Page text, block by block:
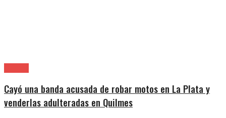
Cayó una banda acusada de robar motos en La Plata y
venderlas adulteradas en Quilmes